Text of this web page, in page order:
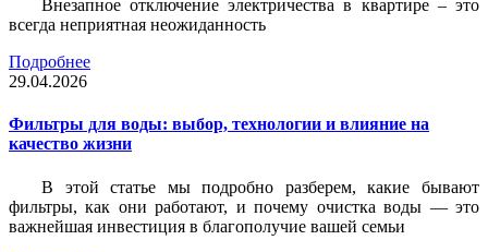
Внезапное отключение электричества в квартире – это
всегда неприятная неожиданность
Подробнее
29.04.2026
Фильтры для воды: выбор, технологии и влияние на
качество жизни
В этой статье мы подробно разберем, какие бывают
фильтры, как они работают, и почему очистка воды — это
важнейшая инвестиция в благополучие вашей семьи